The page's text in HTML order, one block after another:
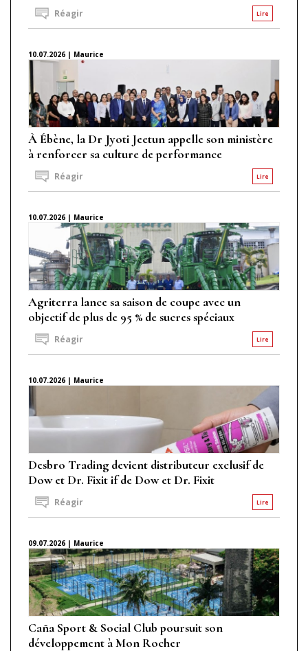
Lire
Réagir
10.07.2026 | Maurice
À Ébène, la Dr Jyoti Jeetun appelle son ministère
à renforcer sa culture de performance
Lire
Réagir
10.07.2026 | Maurice
Agriterra lance sa saison de coupe avec un
objectif de plus de 95 % de sucres spéciaux
Lire
Réagir
10.07.2026 | Maurice
Desbro Trading devient distributeur exclusif de
Dow et Dr. Fixit if de Dow et Dr. Fixit
Lire
Réagir
09.07.2026 | Maurice
Caña Sport & Social Club poursuit son
développement à Mon Rocher